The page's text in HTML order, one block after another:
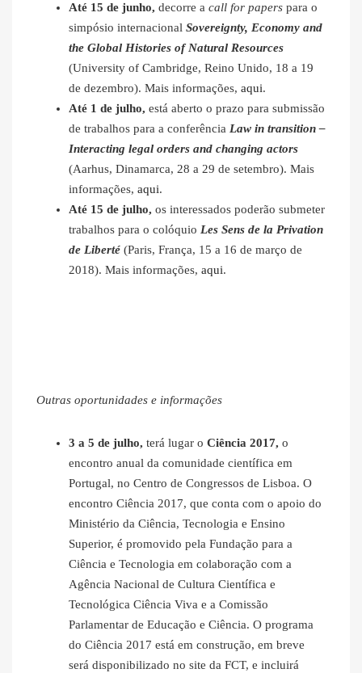
Até 15 de junho, decorre a call for papers para o
simpósio internacional Sovereignty, Economy and
the Global Histories of Natural Resources
(University of Cambridge, Reino Unido, 18 a 19
de dezembro). Mais informações, aqui.
Até 1 de julho, está aberto o prazo para submissão
de trabalhos para a conferência Law in transition –
Interacting legal orders and changing actors
(Aarhus, Dinamarca, 28 a 29 de setembro). Mais
informações, aqui.
Até 15 de julho, os interessados poderão submeter
trabalhos para o colóquio Les Sens de la Privation
de Liberté (Paris, França, 15 a 16 de março de
2018). Mais informações, aqui.
Outras oportunidades e informações
3 a 5 de julho, terá lugar o Ciência 2017, o
encontro anual da comunidade científica em
Portugal, no Centro de Congressos de Lisboa. O
encontro Ciência 2017, que conta com o apoio do
Ministério da Ciência, Tecnologia e Ensino
Superior, é promovido pela Fundação para a
Ciência e Tecnologia em colaboração com a
Agência Nacional de Cultura Científica e
Tecnológica Ciência Viva e a Comissão
Parlamentar de Educação e Ciência. O programa
do Ciência 2017 está em construção, em breve
será disponibilizado no site da FCT, e incluirá